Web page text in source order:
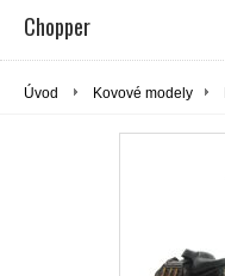
Chopper
Úvod Kovové modely